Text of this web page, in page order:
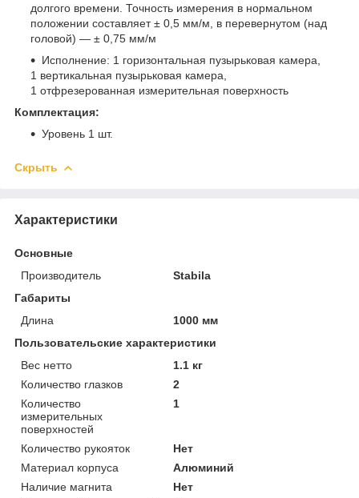
долгого времени. Точность измерения в нормальном
положении составляет ± 0,5 мм/м, в перевернутом (над
головой) — ± 0,75 мм/м
Исполнение: 1 горизонтальная пузырьковая камера,
1 вертикальная пузырьковая камера,
1 отфрезерованная измерительная поверхность
Комплектация:
Уровень 1 шт.
Скрыть
Характеристики
Основные
Производитель
Stabila
Габариты
Длина
1000 мм
Пользовательские характеристики
Вес нетто
1.1 кг
Количество глазков
2
Количество
измерительных
поверхностей
1
Количество рукояток
Нет
Материал корпуса
Алюминий
Наличие магнита
Нет